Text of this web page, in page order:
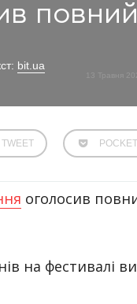
bit.ua
TWEET POCKET
оголосив
на фестивалі